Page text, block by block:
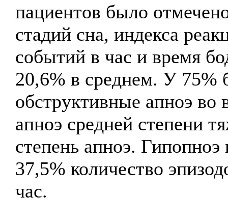
пациентов было
стадий сна, индекса
событий в час и время
20,6% в среднем. У
обструктивные апноэ во
апноэ средней степени
степень апноэ.
37,5% количество
час.